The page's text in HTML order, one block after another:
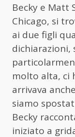
Becky e Matt
Chicago, si
ai due figli
dichiarazioni,
molto alta, ci
arrivava
siamo
Becky
iniziato a